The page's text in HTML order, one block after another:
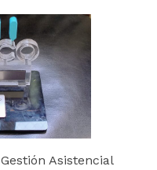
Asistencial